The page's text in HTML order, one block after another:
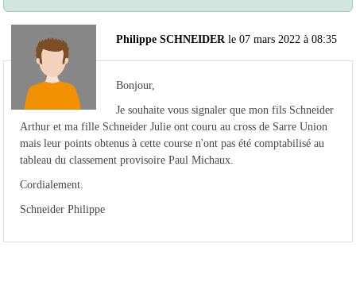
Philippe SCHNEIDER le 07 mars 2022 à 08:35
Bonjour,
Je souhaite vous signaler que mon fils Schneider
Arthur et ma fille Schneider Julie ont couru au cross de Sarre Union
mais leur points obtenus à cette course n'ont pas été comptabilisé au
tableau du classement provisoire Paul Michaux.
Cordialement.
Schneider Philippe